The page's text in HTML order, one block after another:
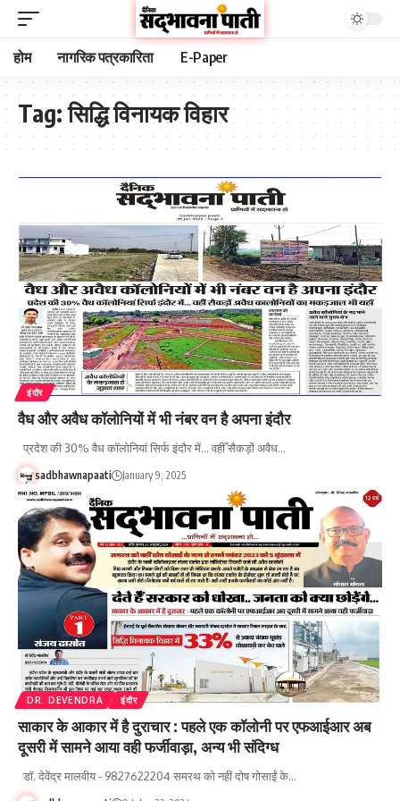
होम नागरिक पत्रकारिता E-Paper
Tag:सिद्धि विनायक विहार
इंदौर
वैध और अवैध कॉलोनियों में भी नंबर वन है अपना इंदौर
प्रदेश की 30% वैध कॉलोनियां सिर्फ इंदौर में... वहीँ सैकड़ों अवैध…
sadbhawnapaati January 9, 2025
DR. DEVENDRA इंदौर
साकार के आकार में है दुराचार : पहले एक कॉलोनी पर एफआईआर अब
दूसरी में सामने आया वही फर्जीवाड़ा, अन्य भी संदिग्ध
डॉ. देवेंद्र मालवीय - 9827622204 समरथ को नहीं दोष गोसाईं के…